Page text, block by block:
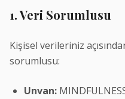
1. Veri Sorumlusu
Kişisel verileriniz
sorumlusu:
Unvan: